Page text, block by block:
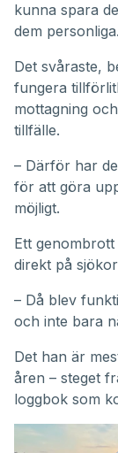
kunna spara
dem personliga.
Det svåraste,
fungera
mottagning
tillfälle.
– Därför har
för att göra
möjligt.
Ett
direkt på
– Då blev
och inte bara
Det han är
åren – steget
loggbok som